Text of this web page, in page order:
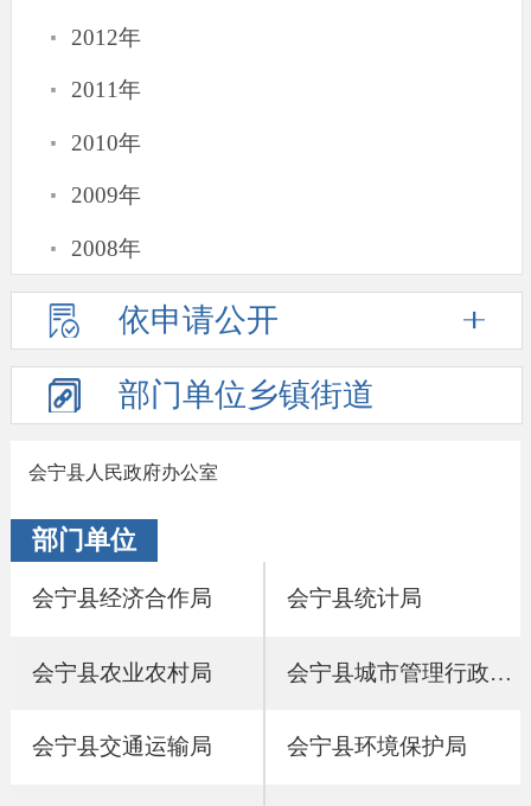
· 2012年
· 2011年
· 2010年
· 2009年
· 2008年
依申请公开
部门单位 乡镇街道
会宁县人民政府办公室
部门单位
会宁县经济合作局 会宁县统计局
会宁县农业农村局 会宁县城市管理行政执法局
会宁县交通运输局 会宁县环境保护局